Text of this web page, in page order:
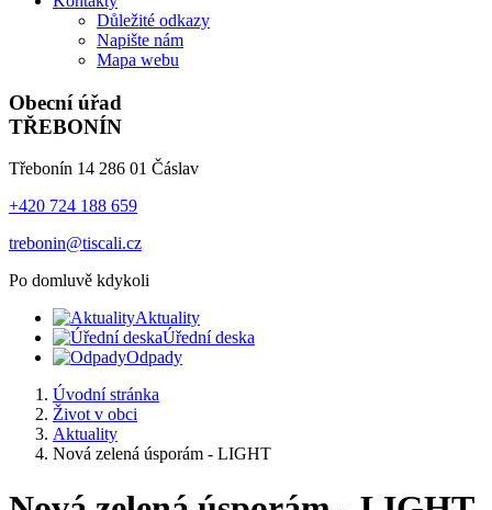
Důležité odkazy
Napište nám
Mapa webu
Obecní úřad
TŘEBONÍN
Třebonín 14 286 01 Čáslav
+420 724 188 659
trebonin@tiscali.cz
Po domluvě kdykoli
Aktuality
Úřední deska
Odpady
Úvodní stránka
Život v obci
Aktuality
Nová zelená úsporám - LIGHT